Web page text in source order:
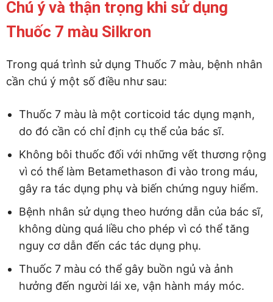
Chú ý và thận trọng khi sử dụng
Thuốc 7 màu Silkron
Trong quá trình sử dụng Thuốc 7 màu, bệnh nhân
cần chú ý một số điều như sau:
Thuốc 7 màu là một corticoid tác dụng mạnh,
do đó cần có chỉ định cụ thể của bác sĩ.
Không bôi thuốc đối với những vết thương rộng
vì có thể làm Betamethason đi vào trong máu,
gây ra tác dụng phụ và biến chứng nguy hiểm.
Bệnh nhân sử dụng theo hướng dẫn của bác sĩ,
không dùng quá liều cho phép vì có thể tăng
nguy cơ dẫn đến các tác dụng phụ.
Thuốc 7 màu có thể gây buồn ngủ và ảnh
hưởng đến người lái xe, vận hành máy móc.